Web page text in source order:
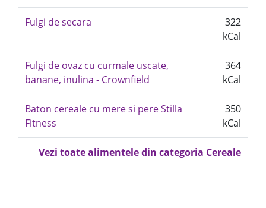
Fulgi de secara
322
kCal
Fulgi de ovaz cu curmale uscate,
banane, inulina - Crownfield
364
kCal
Baton cereale cu mere si pere Stilla
Fitness
350
kCal
Vezi toate alimentele din categoria Cereale